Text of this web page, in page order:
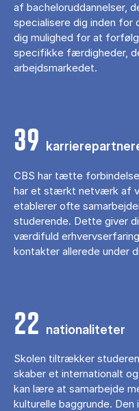
af bacheloruddannelser,
specialisere dig inden for
dig mulighed for at
specifikke færdigheder,
arbejdsmarkedet.
39
CBS har tætte
har et stærkt netværk af
etablerer ofte
studerende. Dette giver
værdifuld
kontakter allerede under
22 nationaliteter
Skolen tiltrækker
skaber et internationalt
kan lære at samarbejde
kulturelle baggrunde.